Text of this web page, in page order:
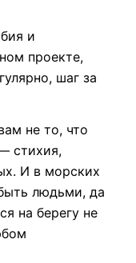
и
проекте,
шаг за
не то, что
стихия,
И в морских
людьми, да
на берегу не